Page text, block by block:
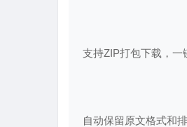
支持ZIP打包下载，一
自动保留原文格式和